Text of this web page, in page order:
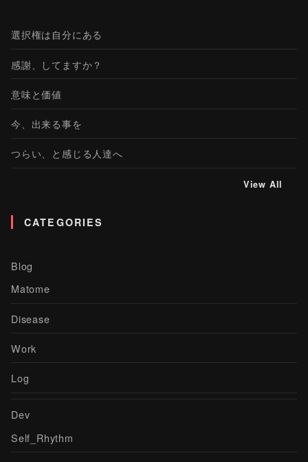
選択権は自分にある
感謝、してますか？
意味と価値
今、出来る事を
つらい、と感じる人達へ
View All
CATEGORIES
Blog
Matome
Disease
Work
Log
Dev
Self_Rhythm